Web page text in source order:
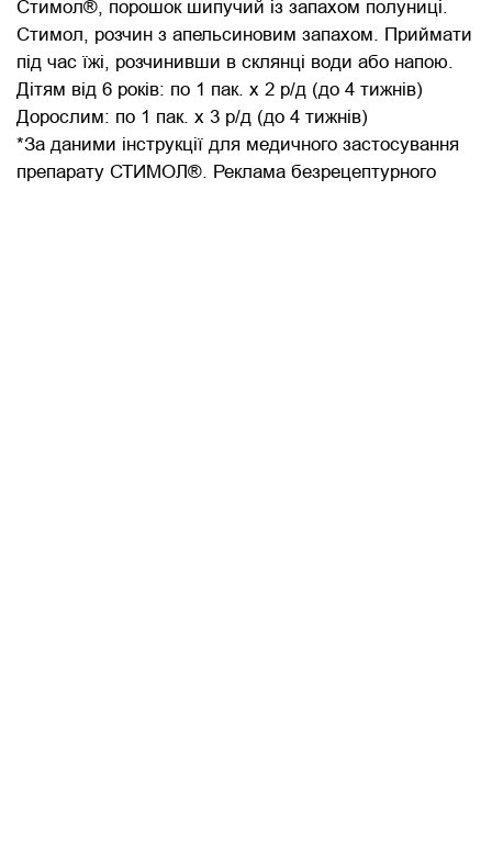
Стимол®, порошок шипучий із запахом полуниці.
Стимол, розчин з апельсиновим запахом. Приймати
під час їжі, розчинивши в склянці води або напою.
Дітям від 6 років: по 1 пак. х 2 р/д (до 4 тижнів)
Дорослим: по 1 пак. х 3 р/д (до 4 тижнів)
*За даними інструкції для медичного застосування
препарату СТИМОЛ®. Реклама безрецептурного